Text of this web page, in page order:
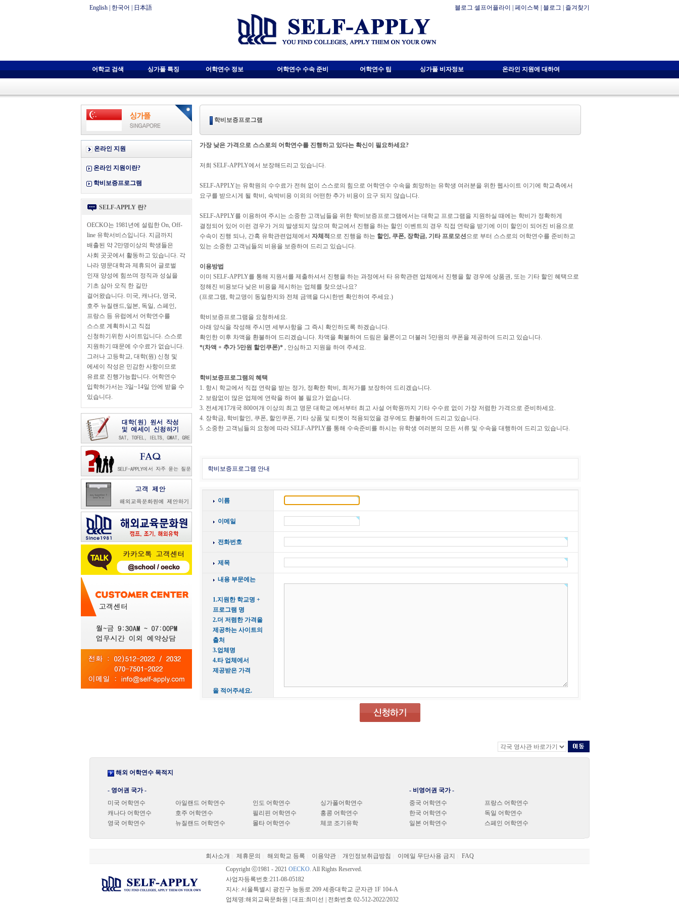
English 한국어 日本語 블로그 셀프어플라이 페이스북 블로그 즐겨찾기
어학교 검색 싱가폴 특징 어학연수 정보 어학연수 수속 준비 어학연수 팁 싱가폴 비자정보 온라인 지원에 대하여
온라인 지원
온라인 지원이란?
학비보증프로그램
SELF-APPLY 란?
OECKO는 1981년에 설립한 On, Off-
line 유학서비스입니다. 지금까지
배출된 약 2만명이상의 학생들은
사회 곳곳에서 활동하고 있습니다. 각
나라 명문대학과 제휴되어 글로벌
인재 양성에 힘쓰며 정직과 성실을
기초 삼아 오직 한 길만
걸어왔습니다. 미국, 캐나다, 영국,
호주 뉴질랜드,일본, 독일, 스페인,
프랑스 등 유럽에서 어학연수를
스스로 계획하시고 직접
신청하기위한 사이트입니다. 스스로
지원하기 때문에 수수료가 없습니다.
그러나 고등학교, 대학(원) 신청 및
에세이 작성은 민감한 사항이므로
유료로 진행가능합니다. 어학연수
입학허가서는 3일~14일 안에 받을 수
있습니다.
학비보증프로그램
가장 낮은 가격으로 스스로의 어학연수를 진행하고 있다는 확신이 필요하세요?
저희 SELF-APPLY에서 보장해드리고 있습니다.
SELF-APPLY는 유학원의 수수료가 전혀 없이 스스로의 힘으로 어학연수 수속을 희망하는 유학생 여러분을 위한 웹사이트 이기에 학교측에서
요구를 받으시게 될 학비, 숙박비용 이외의 어떤한 추가 비용이 요구 되지 않습니다.
SELF-APPLY를 이용하여 주시는 소중한 고객님들을 위한 학비보증프로그램에서는 대학교 프로그램을 지원하실 때에는 학비가 정확하게
결정되어 있어 이런 경우가 거의 발생되지 않으며 학교에서 진행을 하는 할인 이벤트의 경우 직접 연락을 받기에 이미 할인이 되어진 비용으로
수속이 진행 되나, 간혹 유학관련업체에서 자체적 으로 진행을 하는 할인, 쿠폰, 장학금, 기타 프로모션으로 부터 스스로의 어학연수를 준비하고
있는 소중한 고객님들의 비용을 보증하여 드리고 있습니다.
이용방법
이미 SELF-APPLY를 통해 지원서를 제출하셔서 진행을 하는 과정에서 타 유학관련 업체에서 진행을 할 경우에 상품권, 또는 기타 할인 혜택으로
정해진 비용보다 낮은 비용을 제시하는 업체를 찾으셨나요?
(프로그램, 학교명이 동일한지와 전체 금액을 다시한번 확인하여 주세요.)
학비보증프로그램을 요청하세요.
아래 양식을 작성해 주시면 세부사항을 그 즉시 확인하도록 하겠습니다.
확인한 이후 차액을 환불하여 드리겠습니다. 차액을 확불하여 드림은 물론이고 더불러 5만원의 쿠폰을 제공하여 드리고 있습니다.
*(차액 + 추가 5만원 할인쿠폰)* , 안심하고 지원을 하여 주세요.
학비보증프로그램의 혜택
1. 항시 학교에서 직접 연락을 받는 정가, 정확한 학비, 최저가를 보장하여 드리겠습니다.
2. 보람없이 많은 업체에 연락을 하여 볼 필요가 없습니다.
3. 전세계17개국 800여개 이상의 최고 명문 대학교 에서부터 최고 사설 어학원까지 기타 수수료 없이 가장 저렴한 가격으로 준비하세요.
4. 장학금, 학비할인, 쿠폰, 할인쿠폰, 기타 상품 및 티켓이 적용되었을 경우에도 환불하여 드리고 있습니다.
5. 소중한 고객님들의 요청에 따라 SELF-APPLY를 통해 수속준비를 하시는 유학생 여러분의 모든 서류 및 수속을 대행하여 드리고 있습니다.
학비보증프로그램 안내
이름
이메일
전화번호
제목
내용 부문에는
1.지원한 학교명 +
프로그램 명
2.더 저렴한 가격을
제공하는 사이트의
출처
3.업체명
4.타 업체에서
제공받은 가격
을 적어주세요.
해외 어학연수 목적지
- 영어권 국가 -
미국 어학연수
캐나다 어학연수
영국 어학연수
아일랜드 어학연수
호주 어학연수
뉴질랜드 어학연수
인도 어학연수
필리핀 어학연수
몰타 어학연수
싱가폴어학연수
홍콩 어학연수
체코 조기유학
- 비영어권 국가 -
중국 어학연수
한국 어학연수
일본 어학연수
프랑스 어학연수
독일 어학연수
스페인 어학연수
회사소개 제휴문의 해외학교 등록 이용약관| 개인정보취급방침 이메일 무단사용 금지
FAQ
Copyright ⓒ1981 - 2021 OECKO. All Rights Reserved.
사업자등록번호:211-08-05182
지사: 서울특별시 광진구 능동로 209 세종대학교 군자관 1F 104-A
업체명:해외교육문화원 | 대표:최미선 | 전화번호 02-512-2022/2032